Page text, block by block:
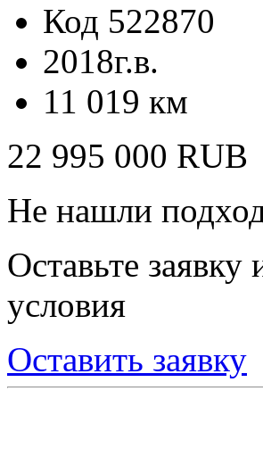
Код 522870
2018г.в.
11 019 км
22 995 000 RUB
Не нашли
Оставьте
условия
Оставить заявку